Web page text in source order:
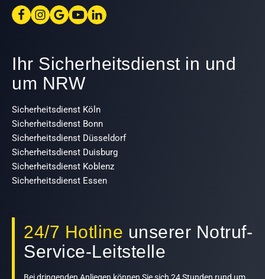
Ihr Sicherheitsdienst in und
um NRW
Sicherheitsdienst Köln
Sicherheitsdienst Bonn
Sicherheitsdienst Düsseldorf
Sicherheitsdienst Duisburg
Sicherheitsdienst Koblenz
Sicherheitsdienst Essen
24/7 Hotline unserer Notruf-
Service-Leitstelle
Bei dringenden Anliegen können Sie sich 24 Stunden rund um